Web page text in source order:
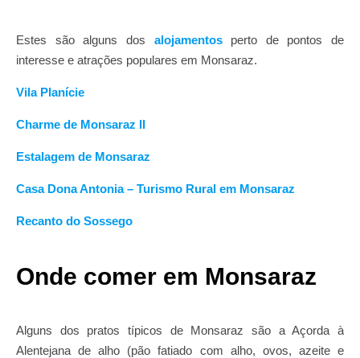
Estes são alguns dos alojamentosperto de pontos de
interesse e atrações populares em Monsaraz.
Vila Planície
Charme de Monsaraz II
Estalagem de Monsaraz
Casa Dona Antonia – Turismo Rural em Monsaraz
Recanto do Sossego
Onde comer em Monsaraz
Alguns dos pratos típicos de Monsaraz são a Açorda à
Alentejana de alho (pão fatiado com alho, ovos, azeite e